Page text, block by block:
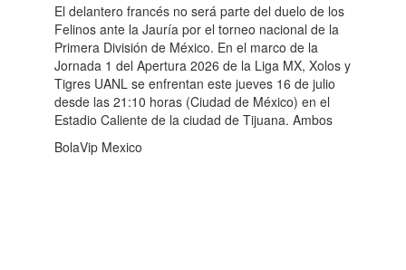
El delantero francés no será parte del duelo de los
Felinos ante la Jauría por el torneo nacional de la
Primera División de México. En el marco de la
Jornada 1 del Apertura 2026 de la Liga MX, Xolos y
Tigres UANL se enfrentan este jueves 16 de julio
desde las 21:10 horas (Ciudad de México) en el
Estadio Caliente de la ciudad de Tijuana. Ambos
BolaVip Mexico